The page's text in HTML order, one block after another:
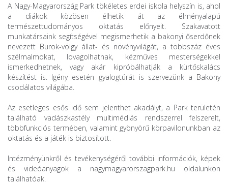
A Nagy-Magyarország Park tökéletes erdei iskola helyszín is, ahol
a diákok közösen élhetik át az élményalapú
természettudományos oktatás előnyeit. Szakavatott
munkatársaink segítségével megismerhetik a bakonyi őserdőnek
nevezett Burok-völgy állat- és növényvilágát, a többszáz éves
szélmalmokat, lovagolhatnak, kézműves mesterségekkel
ismerkedhetnek, vagy akár kipróbálhatják a kürtőskalács
készítést is. Igény esetén gyalogtúrát is szervezünk a Bakony
csodálatos világába.
Az esetleges esős idő sem jelenthet akadályt, a Park területén
található vadászkastély multimédiás rendszerrel felszerelt,
többfunkciós termében, valamint gyönyörű körpavilonunkban az
oktatás és a játék is biztosított.
Intézményünkről és tevékenységéről további információk, képek
és videóanyagok a nagymagyarorszagpark.hu oldalunkon
találhatóak.